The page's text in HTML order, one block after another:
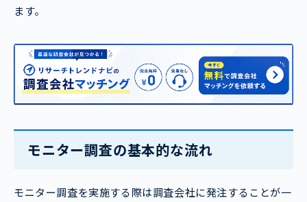
ます。
モニター調査の基本的な流れ
モニター調査を実施する際は調査会社に発注することが一